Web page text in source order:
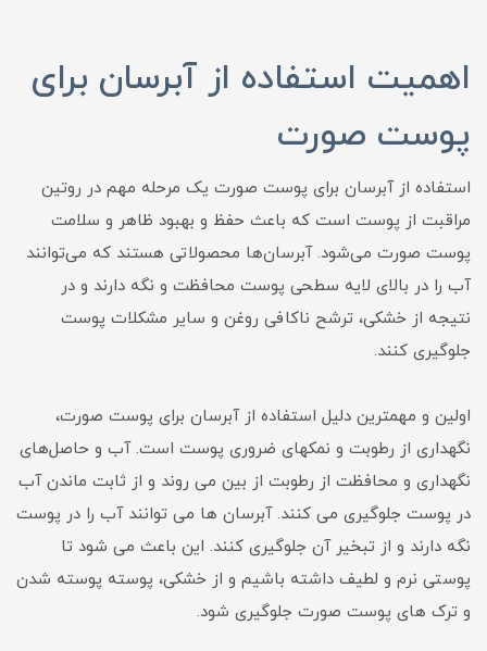
اهمیت استفاده از آبرسان برای
پوست صورت
استفاده از آبرسان برای پوست صورت یک مرحله مهم در روتین
مراقبت از پوست است که باعث حفظ و بهبود ظاهر و سلامت
پوست صورت می‌شود. آبرسان‌ها محصولاتی هستند که می‌توانند
آب را در بالای لایه سطحی پوست محافظت و نگه دارند و در
نتیجه از خشکی، ترشح ناکافی روغن و سایر مشکلات پوست
جلوگیری کنند.
اولین و مهمترین دلیل استفاده از آبرسان برای پوست صورت،
نگهداری از رطوبت و نمکهای ضروری پوست است. آب و حاصل‌های
نگهداری و محافظت از رطوبت از بین می روند و از ثابت ماندن آب
در پوست جلوگیری می کنند. آبرسان ها می توانند آب را در پوست
نگه دارند و از تبخیر آن جلوگیری کنند. این باعث می شود تا
پوستی نرم و لطیف داشته باشیم و از خشکی، پوسته پوسته شدن
و ترک های پوست صورت جلوگیری شود.